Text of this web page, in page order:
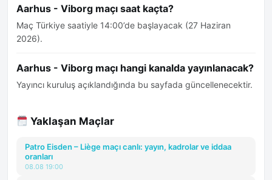
Aarhus - Viborg maçı saat kaçta?
Maç Türkiye saatiyle 14:00’de başlayacak (27 Haziran
2026).
Aarhus - Viborg maçı hangi kanalda yayınlanacak?
Yayıncı kuruluş açıklandığında bu sayfada güncellenecektir.
Yaklaşan Maçlar
Patro Eisden – Liège maçı canlı: yayın, kadrolar ve iddaa
oranları
08.08 19:00